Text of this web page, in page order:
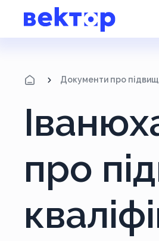
Документи про
про